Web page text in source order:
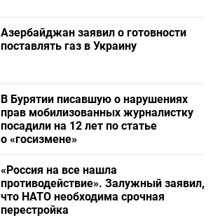
Азербайджан заявил о готовности
поставлять газ в Украину
В Бурятии писавшую о нарушениях
прав мобилизованных журналистку
посадили на 12 лет по статье
о «госизмене»
«Россия на все нашла
противодействие». Залужный заявил,
что НАТО необходима срочная
перестройка